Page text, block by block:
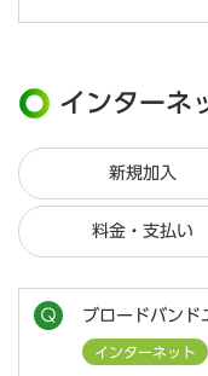
インターネ
新規加入
料金・支払い
ブロードバンド
インターネット